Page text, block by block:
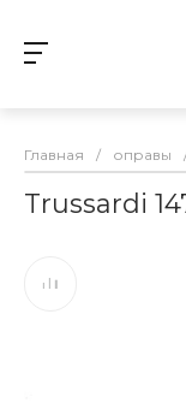
Главная / оправы
Trussardi